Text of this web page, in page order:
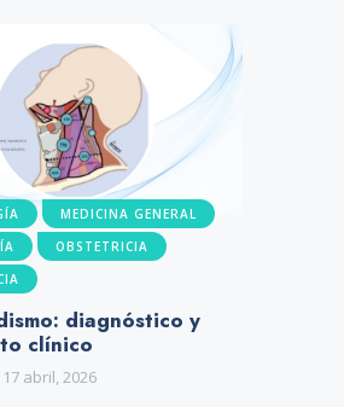
MEDICINA GENERAL
OBSTETRICIA
diagnóstico y
clínico
17 abril, 2026